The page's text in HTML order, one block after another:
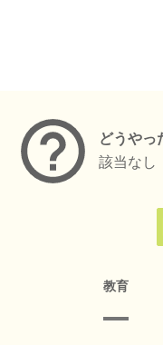
どうやっ
該当なし
教育